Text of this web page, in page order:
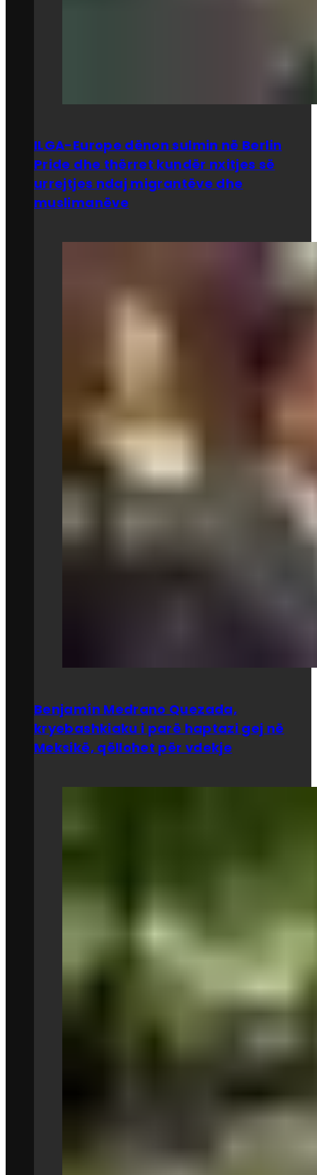
ILGA-Europe dënon sulmin në Berlin
Pride dhe thërret kundër nxitjes së
urrejtjes ndaj migrantëve dhe
muslimanëve
Benjamín Medrano Quezada,
kryebashkiaku i parë haptazi gej në
Meksikë, qëllohet për vdekje